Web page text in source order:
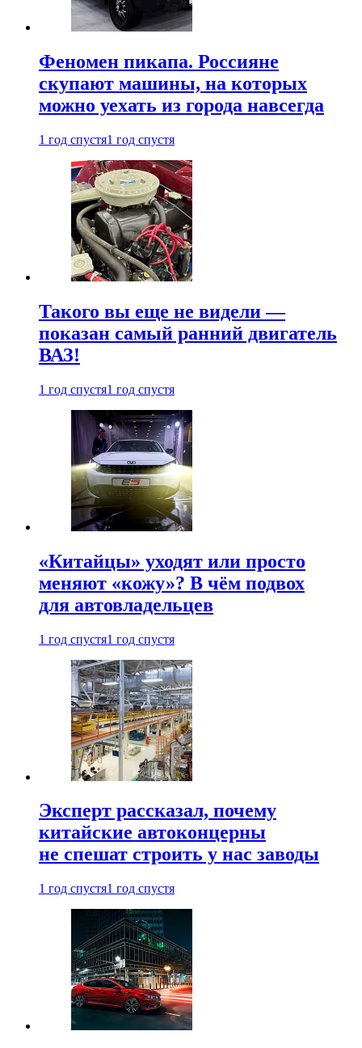
Феномен пикапа. Россияне
скупают машины, на которых
можно уехать из города навсегда
1 год спустя1 год спустя
Такого вы еще не видели —
показан самый ранний двигатель
ВАЗ!
1 год спустя1 год спустя
«Китайцы» уходят или просто
меняют «кожу»? В чём подвох
для автовладельцев
1 год спустя1 год спустя
Эксперт рассказал, почему
китайские автоконцерны
не спешат строить у нас заводы
1 год спустя1 год спустя